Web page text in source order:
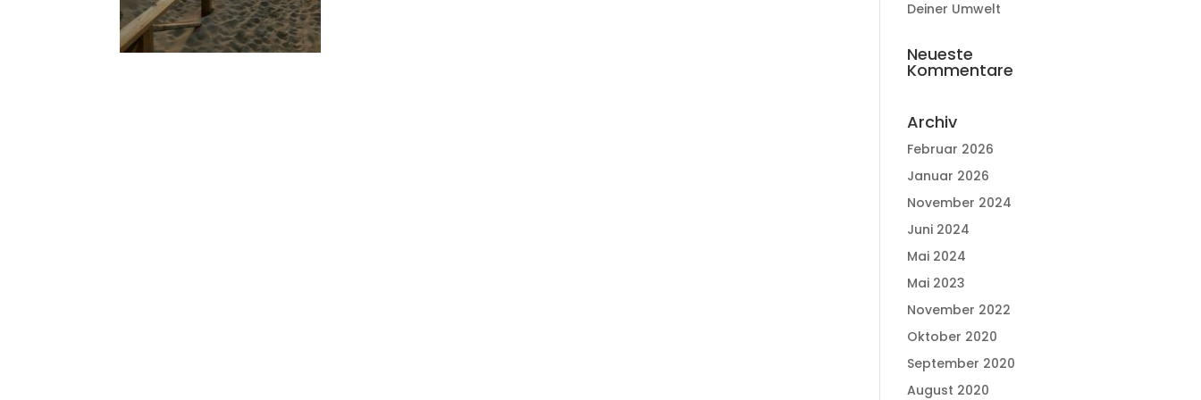
Deiner Umwelt
Neueste
Kommentare
Archiv
Februar 2026
Januar 2026
November 2024
Juni 2024
Mai 2024
Mai 2023
November 2022
Oktober 2020
September 2020
August 2020